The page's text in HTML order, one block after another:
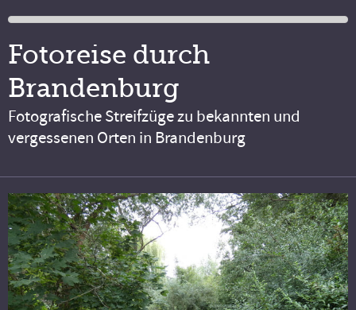
Fotoreise durch
Brandenburg
Fotografische Streifzüge zu bekannten und
vergessenen Orten in Brandenburg